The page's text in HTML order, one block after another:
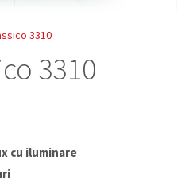
3310
3310
cu iluminare